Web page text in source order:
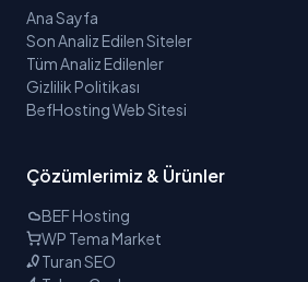
Ana Sayfa
Son Analiz Edilen Siteler
Tüm Analiz Edilenler
Gizlilik Politikası
BefHosting Web Sitesi
Çözümlerimiz & Ürünler
BEF Hosting
WP Tema Market
Turan SEO